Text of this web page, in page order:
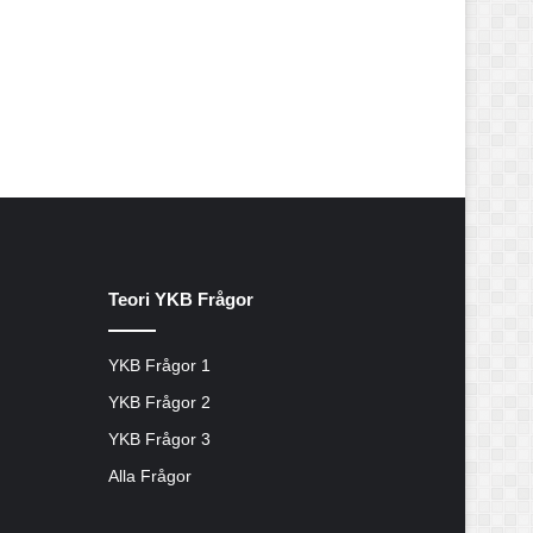
Teori YKB Frågor
YKB Frågor 1
YKB Frågor 2
YKB Frågor 3
Alla Frågor